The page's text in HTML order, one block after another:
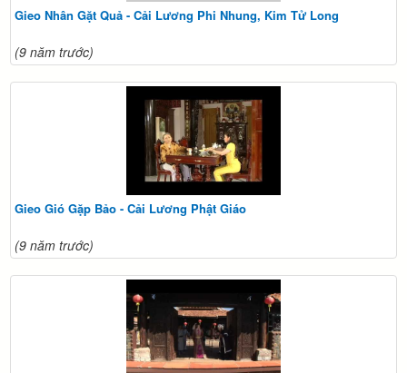
Gieo Nhân Gặt Quả - Cải Lương Phi Nhung, Kim Tử Long
(9 năm trước)
Gieo Gió Gặp Bảo - Cải Lương Phật Giáo
(9 năm trước)